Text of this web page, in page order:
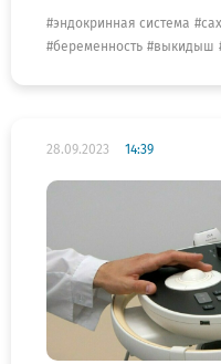
эндокринная система
беременность
выкидыш
28.09.2023 14:39